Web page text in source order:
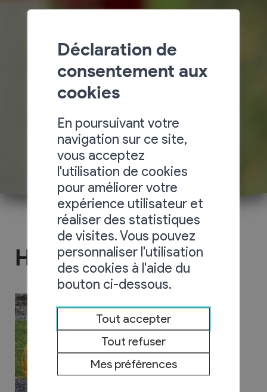
Halloween'kids
Déclaration de
consentement aux
cookies
En poursuivant votre
navigation sur ce site,
vous acceptez
l'utilisation de cookies
pour améliorer votre
expérience utilisateur et
réaliser des statistiques
de visites. Vous pouvez
personnaliser l'utilisation
des cookies à l'aide du
bouton ci-dessous.
Tout accepter
Tout refuser
Mes préférences